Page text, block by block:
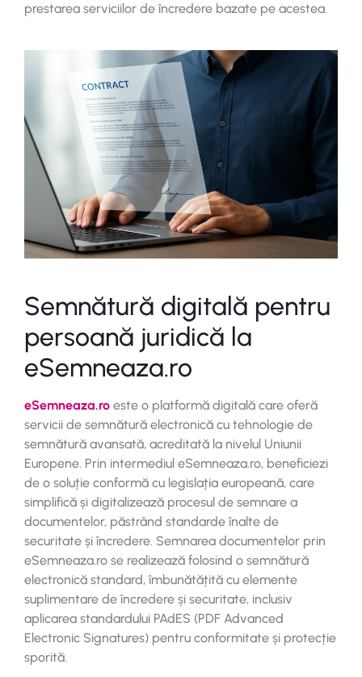
prestarea serviciilor de încredere bazate pe acestea.
Semnătură digitală pentru
persoană juridică la
eSemneaza.ro
eSemneaza.ro este o platformă digitală care oferă
servicii de semnătură electronică cu tehnologie de
semnătură avansată, acreditată la nivelul Uniunii
Europene. Prin intermediul eSemneaza.ro, beneficiezi
de o soluție conformă cu legislația europeană, care
simplifică și digitalizează procesul de semnare a
documentelor, păstrând standarde înalte de
securitate și încredere. Semnarea documentelor prin
eSemneaza.ro se realizează folosind o semnătură
electronică standard, îmbunătățită cu elemente
suplimentare de încredere și securitate, inclusiv
aplicarea standardului PAdES (PDF Advanced
Electronic Signatures) pentru conformitate și protecție
sporită.